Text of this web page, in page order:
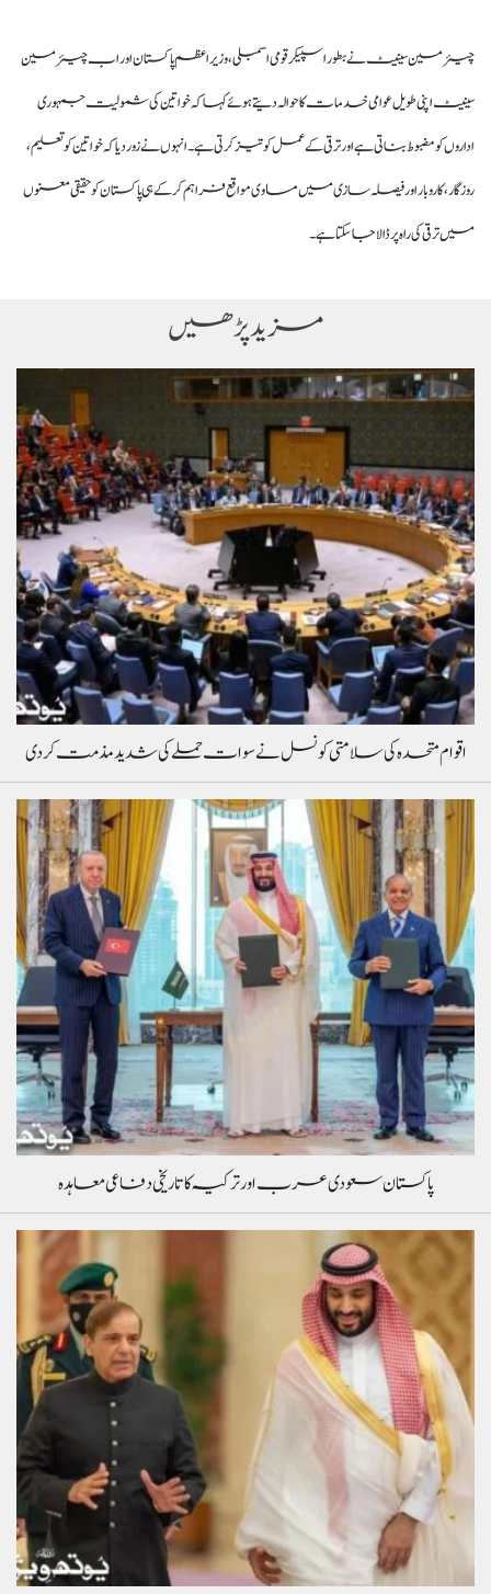
چیئرمین سینیٹ نے بطور اسپیکر قومی اسمبلی، وزیر اعظم پاکستان اور اب چیئرمین
سینیٹ اپنی طویل عوامی خدمات کا حوالہ دیتے ہوئے کہا کہ خواتین کی شمولیت جمہوری
اداروں کو مضبوط بناتی ہے اور ترقی کے عمل کو تیز کرتی ہے۔ انہوں نے زور دیا کہ خواتین کو تعلیم،
روزگار، کاروبار اور فیصلہ سازی میں مساوی مواقع فراہم کر کے ہی پاکستان کو حقیقی معنوں
میں ترقی کی راہ پر ڈالا جا سکتا ہے۔
مزید پڑھیں
اقوام متحدہ کی سلامتی کونسل نے سوات حملے کی شدید مذمت کردی
پاکستان سعودی عرب اور ترکیہ کا تاریخی دفاعی معاہدہ